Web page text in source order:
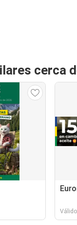
cerca